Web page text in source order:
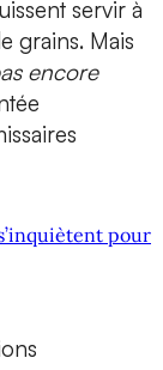
servir à
grains. Mais
encore
pour